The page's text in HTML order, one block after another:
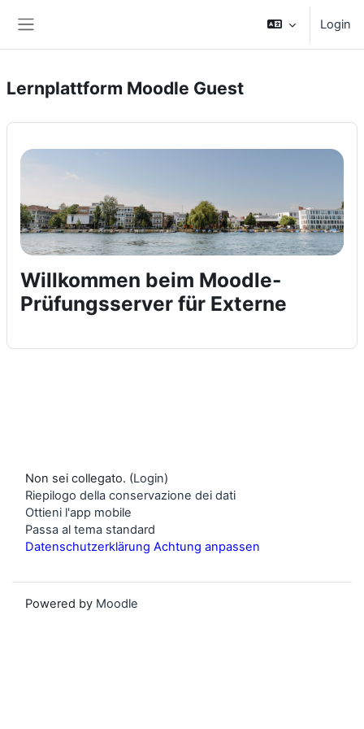
Login
Lernplattform Moodle Guest
Willkommen beim Moodle-
Prüfungsserver für Externe
Non sei collegato. (Login)
Riepilogo della conservazione dei dati
Ottieni l'app mobile
Passa al tema standard
Datenschutzerklärung Achtung anpassen
Powered by Moodle